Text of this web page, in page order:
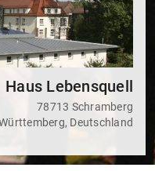
Haus Lebensquell
78713 Schramberg
Deutschland